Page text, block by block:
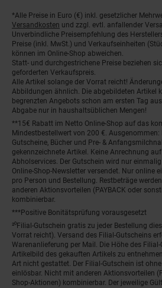
Fußnoten
*Alle Preise in Euro (€) inkl. gesetzlicher
Versandkosten und zzgl. evtl. anfallender
Unverbindliche Preisempfehlung des
Preise (inkl. MwSt.) und Verkaufseinheiten
können im Online-Shop abweichen.
Statt- und durchgestrichene Preise beziehen
geforderten Verkaufspreis.
Alle Artikel solange der Vorrat reicht!
Abbildungen ähnlich. Die abgebildeten Artikel
begrenzten Angebots schon am ersten Tag
Abgabe nur in haushaltsüblichen Mengen!
**15€ Rabatt im Netto Online-Shop auf das
Mindestbestellwert von 200 €.
Gutscheine, Bücher und Pre- &
gekennzeichnete Artikel. Keine Anrechnung
Abholservices. Der Gutschein wird nur
Online-Shop-Newsletter versendet. Nur online
pro Person und Bestellung. Restbeträge
anderen Aktionsvorteilen (PAYBACK oder
kombinierbar.
***Positive Bonitätsprüfung vorausgesetzt
²⁰Filial-Gutschein gratis zu jeder Bestellung
Vorrat reicht). Versand des Filial-Gutscheins
Warenanlieferung per Mail. Die Höhe des
Artikelbild des gekauften Artikels zu
Art nicht gestattet. Der Filial-Gutschein ist
einlösbar. Nicht mit anderen Aktionsvorteilen
Shop-Aktionen) kombinierbar. Der jeweilige